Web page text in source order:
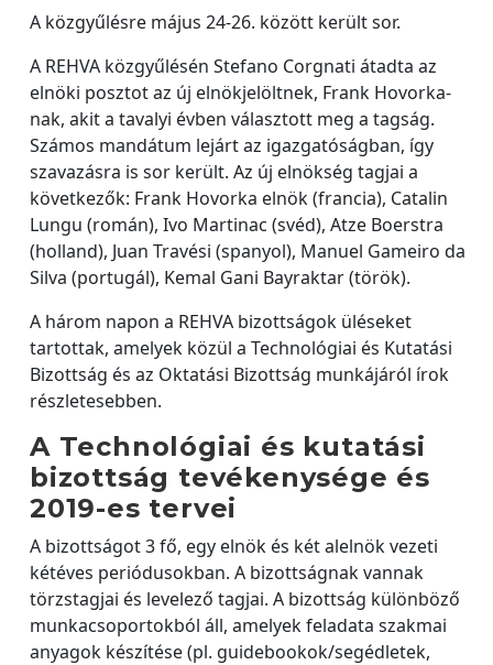
A közgyűlésre május 24-26. között került sor.
A REHVA közgyűlésén Stefano Corgnati átadta az
elnöki posztot az új elnökjelöltnek, Frank Hovorka-
nak, akit a tavalyi évben választott meg a tagság.
Számos mandátum lejárt az igazgatóságban, így
szavazásra is sor került. Az új elnökség tagjai a
következők: Frank Hovorka elnök (francia), Catalin
Lungu (román), Ivo Martinac (svéd), Atze Boerstra
(holland), Juan Travési (spanyol), Manuel Gameiro da
Silva (portugál), Kemal Gani Bayraktar (török).
A három napon a REHVA bizottságok üléseket
tartottak, amelyek közül a Technológiai és Kutatási
Bizottság és az Oktatási Bizottság munkájáról írok
részletesebben.
A Technológiai és kutatási
bizottság tevékenysége és
2019-es tervei
A bizottságot 3 fő, egy elnök és két alelnök vezeti
kétéves periódusokban. A bizottságnak vannak
törzstagjai és levelező tagjai. A bizottság különböző
munkacsoportokból áll, amelyek feladata szakmai
anyagok készítése (pl. guidebookok/segédletek,